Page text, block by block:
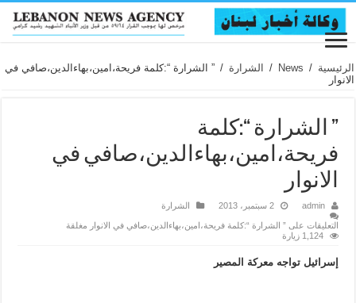
الرئيسية /
News
/ الشرارة / ” الشرارة “:كلمة فريحة،امين،بهاءالدين،صافي في
الانوار
” الشرارة “:كلمة
فريحة،امين،بهاءالدين،صافي في
الانوار
admin 2 سبتمبر، 2013 الشرارة
التعليقات على ” الشرارة “:كلمة فريحة،امين،بهاءالدين،صافي في الانوار مغلقة
1,124 زيارة
إسرائيل تواجه معركة المصير